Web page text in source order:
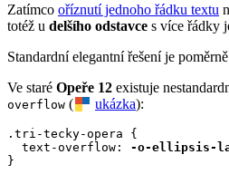
Zatímco oříznutí jednoho řádku textu
totéž u delšího odstavce s více řádky
Standardní elegantní řešení je
Ve staré Opeře 12 existuje
overflow ( ukázka):
.tri-tecky-opera {
  text-overflow:
-o-ellipsis-
}